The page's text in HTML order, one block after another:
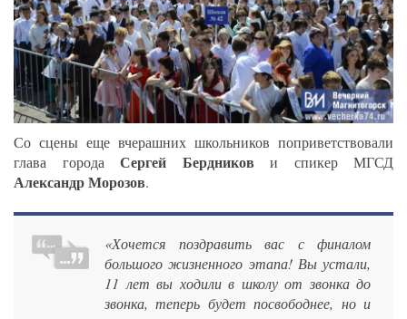
Со сцены еще вчерашних школьников поприветствовали
глава города Сергей Бердников и спикер МГСД
Александр Морозов.
«Хочется поздравить вас с финалом
большого жизненного этапа! Вы устали,
11 лет вы ходили в школу от звонка до
звонка, теперь будет посвободнее, но и